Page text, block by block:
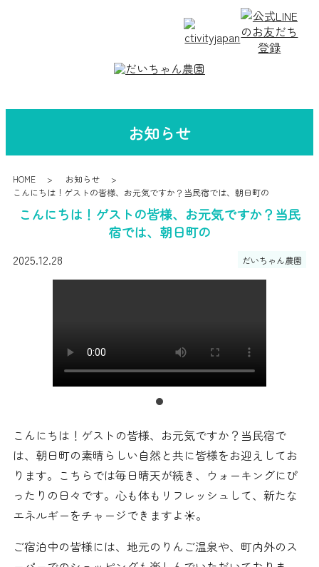
お知らせ
HOME
お知らせ
こんにちは！ゲストの皆様、お元気ですか？当民宿では、朝日町の
こんにちは！ゲストの皆様、お元気ですか？当民
宿では、朝日町の
2025.12.28 だいちゃん農園
こんにちは！ゲストの皆様、お元気ですか？当民宿で
は、朝日町の素晴らしい自然と共に皆様をお迎えしてお
ります。こちらでは毎日晴天が続き、ウォーキングにぴ
ったりの日々です️。心も体もリフレッシュして、新たな
エネルギーをチャージできますよ☀️。
ご宿泊中の皆様には、地元のりんご温泉や、町内外のス